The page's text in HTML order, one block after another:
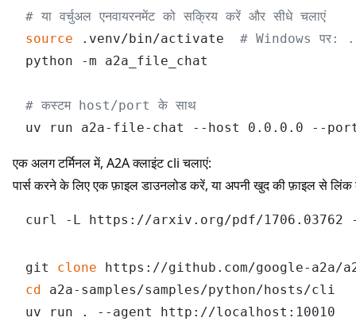
# या वर्चुअल एनवायरनमेंट को सक्रिय करें और सीधे चलाएं
source .venv/bin/activate # Windows
python -m a2a_file_chat
# कस्टम host/port के साथ
एक अलग टर्मिनल में, A2A क्लाइंट cli चलाएं:
पार्स करने के लिए एक फ़ाइल डाउनलोड करें, या अपनी खुद की फ़ाइल से
git clone
cd a2a-samples/samples/python/hosts/cli